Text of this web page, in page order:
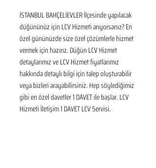
İSTANBUL BAHÇELİEVLER İlçesinde yapılacak
düğününüz için LCV Hizmeti arıyorsanız? En
özel gününüzde size özel çözümlerle hizmet
vermek için hazırız. Düğün LCV Hizmet
detaylarımız ve LCV Hizmet fiyatlarımız
hakkında detaylı bilgi için talep oluşturabilir
veya bizleri arayabilirsiniz. Hep söylediğimiz
gibi en özel davetler 1 DAVET ile başlar. LCV
Hizmeti İletişim 1 DAVET LCV Servisi.